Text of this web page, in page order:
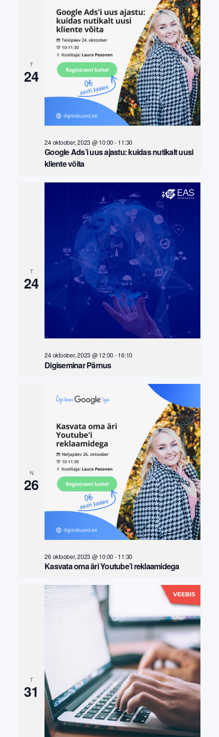
T
24
24 oktoober, 2023 @ 10:00 -11:30
Google Ads’i uus ajastu: kuidas nutikalt uusi
kliente võita
T
24
24 oktoober, 2023 @ 12:00 -16:10
Digiseminar Pärnus
N
26
26 oktoober, 2023 @ 10:00 -11:30
Kasvata oma äri Youtube’i reklaamidega
T
31